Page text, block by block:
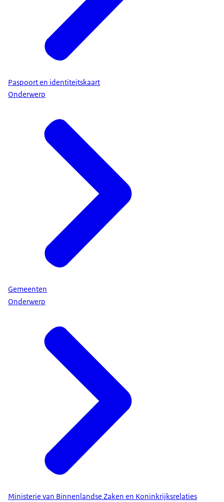
Paspoort en identiteitskaart
Onderwerp
Gemeenten
Onderwerp
Ministerie van Binnenlandse Zaken en Koninkrijksrelaties